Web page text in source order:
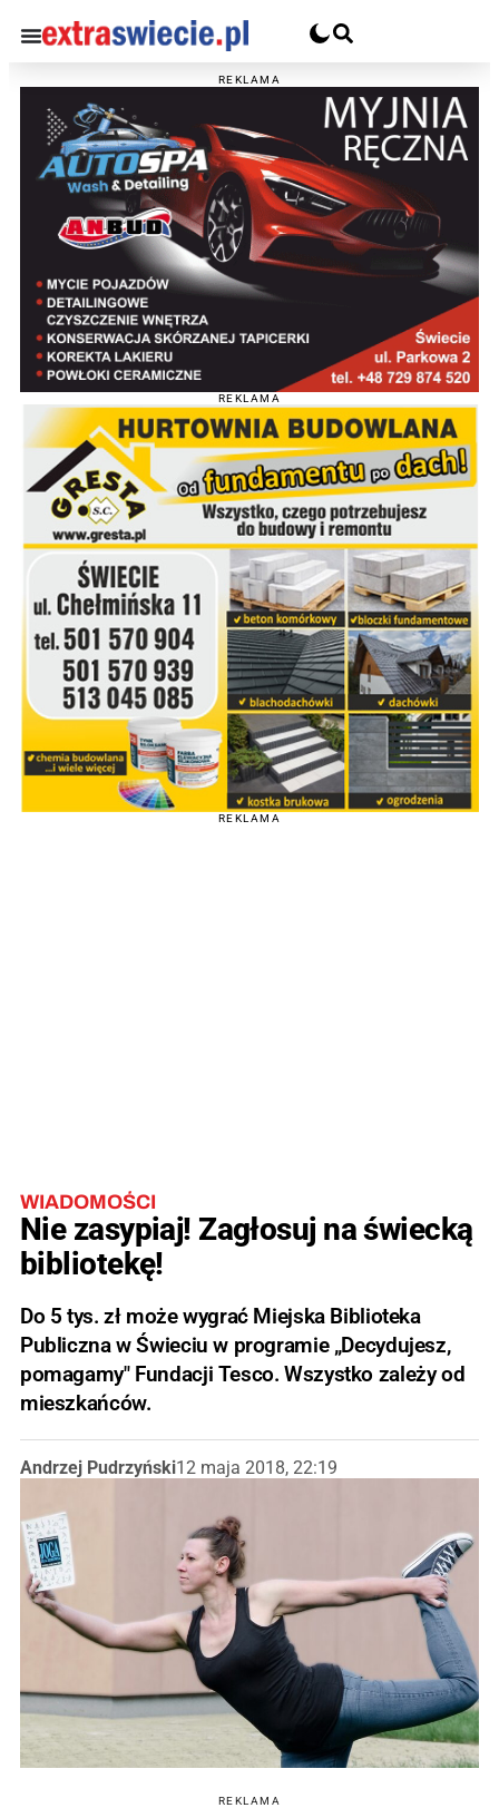
REKLAMA
REKLAMA
REKLAMA
WIADOMOŚCI
Nie zasypiaj! Zagłosuj na świecką
bibliotekę!
Do 5 tys. zł może wygrać Miejska Biblioteka
Publiczna w Świeciu w programie „Decydujesz,
pomagamy" Fundacji Tesco. Wszystko zależy od
mieszkańców.
Andrzej Pudrzyński12 maja 2018, 22:19
REKLAMA